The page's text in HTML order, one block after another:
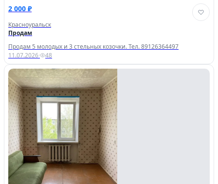
2 000 ₽
Красноуральск
Продам
Продам 5 молодых и 3 стельных козочки. Тел. 89126364497
11.07.2026· 48